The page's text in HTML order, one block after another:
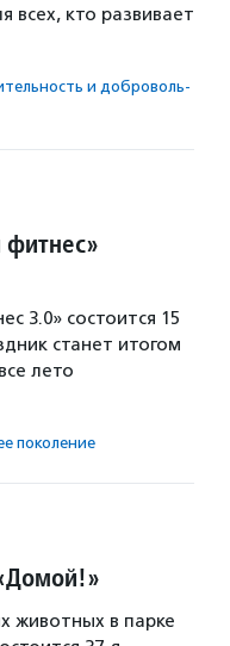
всех, кто развивает
и доброволь­
3.0» состоится 15
станет итогом
лето
поколение
животных в парке